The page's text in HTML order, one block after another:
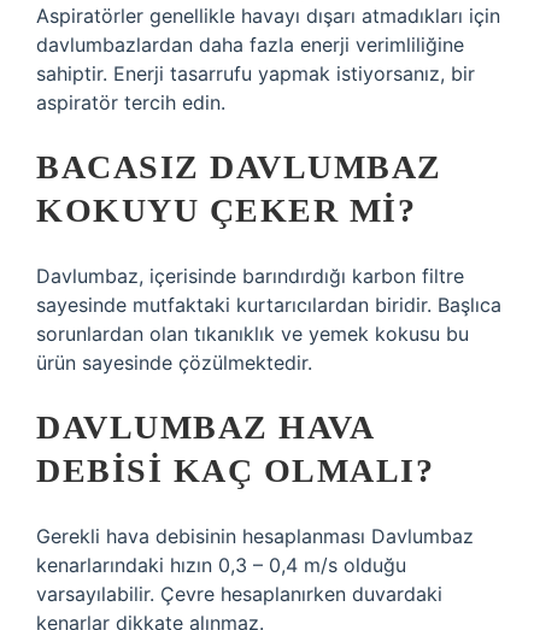
Aspiratörler genellikle havayı dışarı atmadıkları için
davlumbazlardan daha fazla enerji verimliliğine
sahiptir. Enerji tasarrufu yapmak istiyorsanız, bir
aspiratör tercih edin.
BACASIZ DAVLUMBAZ
KOKUYU ÇEKER MI?
Davlumbaz, içerisinde barındırdığı karbon filtre
sayesinde mutfaktaki kurtarıcılardan biridir. Başlıca
sorunlardan olan tıkanıklık ve yemek kokusu bu
ürün sayesinde çözülmektedir.
DAVLUMBAZ HAVA
DEBISI KAÇ OLMALI?
Gerekli hava debisinin hesaplanması Davlumbaz
kenarlarındaki hızın 0,3 – 0,4 m/s olduğu
varsayılabilir. Çevre hesaplanırken duvardaki
kenarlar dikkate alınmaz.